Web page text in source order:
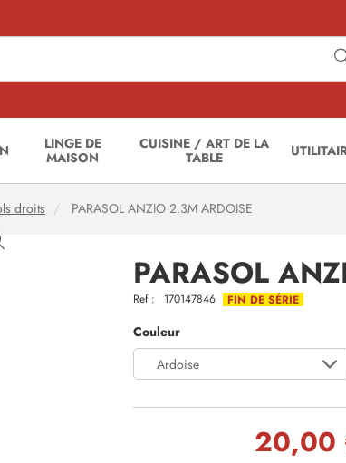
LINGE DE
MAISON
CUISINE / ART DE LA
TABLE
droits PARASOL ANZIO 2.3M ARDOISE
PARASOL
Ref : 170147846 FIN DE SÉRIE
Couleur
Ardoise
20,00